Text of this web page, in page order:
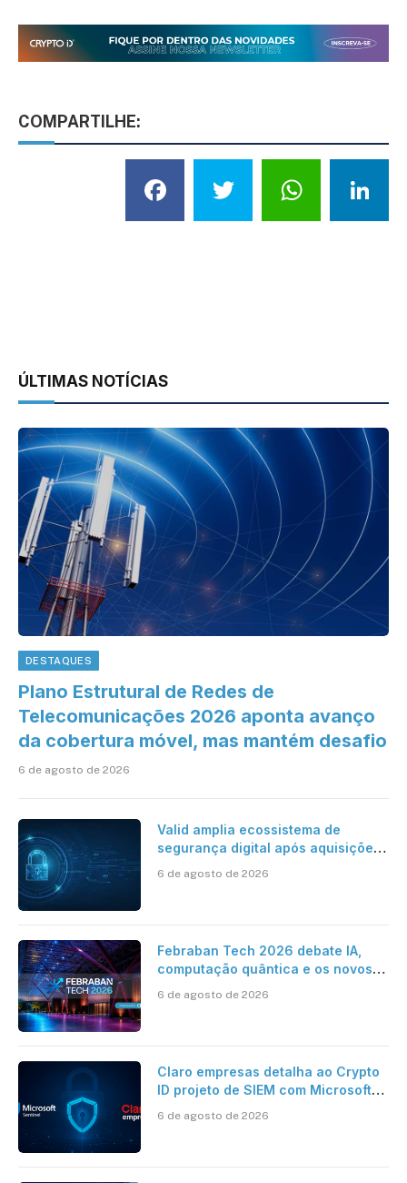
COMPARTILHE:
Facebook
Twitter
ÚLTIMAS NOTÍCIAS
DESTAQUES
Plano Estrutural de Redes de
Telecomunicações 2026 aponta avanço
da cobertura móvel, mas mantém desafio
6 de agosto de 2026
Valid amplia ecossistema de
segurança digital após aquisições
6 de agosto de 2026
Febraban Tech 2026 debate IA,
computação quântica e os novos
6 de agosto de 2026
Claro empresas detalha ao Crypto
ID projeto de SIEM com Microsoft
automatizada
6 de agosto de 2026